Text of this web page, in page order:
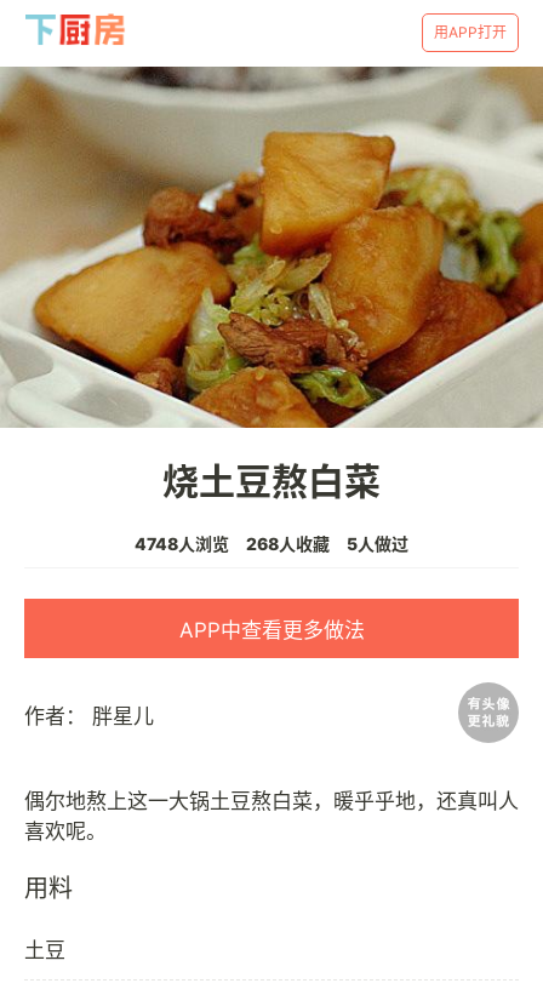
用APP打开
烧土豆熬白菜
4748人浏览 268人收藏 5人做过
APP中查看更多做法
作者： 胖星儿
偶尔地熬上这一大锅土豆熬白菜，暖乎乎地，还真叫人
用料
土豆